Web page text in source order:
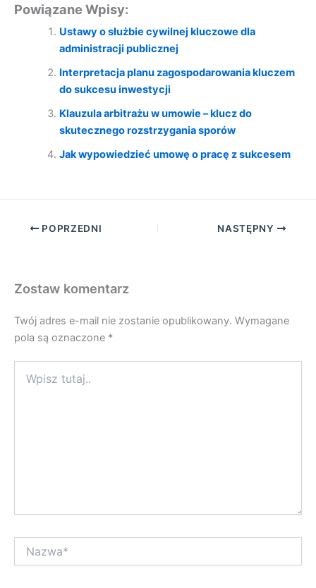
Powiązane Wpisy:
Ustawy o służbie cywilnej kluczowe dla
administracji publicznej
Interpretacja planu zagospodarowania kluczem
do sukcesu inwestycji
Klauzula arbitrażu w umowie – klucz do
skutecznego rozstrzygania sporów
Jak wypowiedzieć umowę o pracę z sukcesem
POPRZEDNI NASTĘPNY
Zostaw komentarz
Twój adres e-mail nie zostanie opublikowany. Wymagane
pola są oznaczone *
tutaj..